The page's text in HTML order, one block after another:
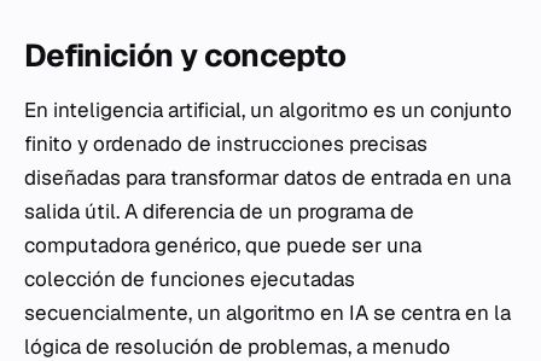
Definición y concepto
En inteligencia artificial, un algoritmo es un conjunto
finito y ordenado de instrucciones precisas
diseñadas para transformar datos de entrada en una
salida útil. A diferencia de un programa de
computadora genérico, que puede ser una
colección de funciones ejecutadas
secuencialmente, un algoritmo en IA se centra en la
lógica de resolución de problemas, a menudo